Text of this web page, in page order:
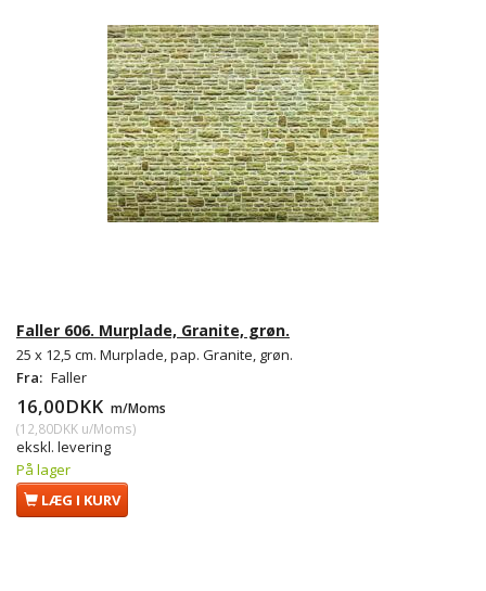
Faller 606. Murplade, Granite, grøn.
25 x 12,5 cm. Murplade, pap. Granite, grøn.
Fra: Faller
16,00DKK m/Moms
(12,80DKK u/Moms)
ekskl. levering
På lager
LÆG I KURV